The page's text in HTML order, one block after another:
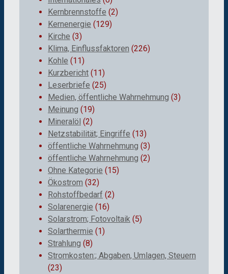
Kernbrennstoffe (2)
Kernenergie (129)
Kirche (3)
Klima, Einflussfaktoren (226)
Kohle (11)
Kurzbericht (11)
Leserbriefe (25)
Medien, öffentliche Wahrnehmung (3)
Meinung (19)
Mineralöl (2)
Netzstabilität; Eingriffe (13)
öffentliche Wahrnehmung (3)
öffentliche Wahrnehmung (2)
Ohne Kategorie (15)
Ökostrom (32)
Rohstoffbedarf (2)
Solarenergie (16)
Solarstrom; Fotovoltaik (5)
Solarthermie (1)
Strahlung (8)
Stromkosten:; Abgaben, Umlagen, Steuern
(23)